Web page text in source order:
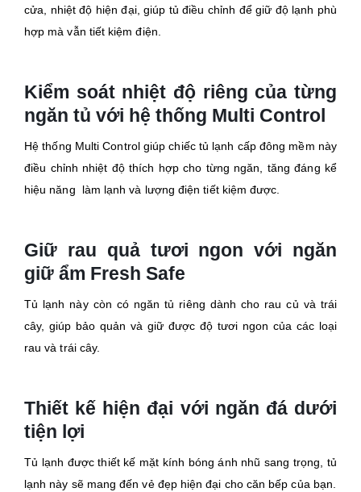
cửa, nhiệt độ hiện đại, giúp tủ điều chỉnh để giữ độ lạnh phù
hợp mà vẫn tiết kiệm điện.
Kiểm soát nhiệt độ riêng của từng
ngăn tủ với hệ thống Multi Control
Hệ thống Multi Control giúp chiếc tủ lạnh cấp đông mềm này
điều chỉnh nhiệt độ thích hợp cho từng ngăn, tăng đáng kể
hiệu năng làm lạnh và lượng điện tiết kiệm được.
Giữ rau quả tươi ngon với ngăn
giữ ẩm Fresh Safe
Tủ lạnh này còn có ngăn tủ riêng dành cho rau củ và trái
cây, giúp bảo quản và giữ được độ tươi ngon của các loại
rau và trái cây.
Thiết kế hiện đại với ngăn đá dưới
tiện lợi
Tủ lạnh được thiết kế mặt kính bóng ánh nhũ sang trọng, tủ
lạnh này sẽ mang đến vẻ đẹp hiện đại cho căn bếp của bạn.